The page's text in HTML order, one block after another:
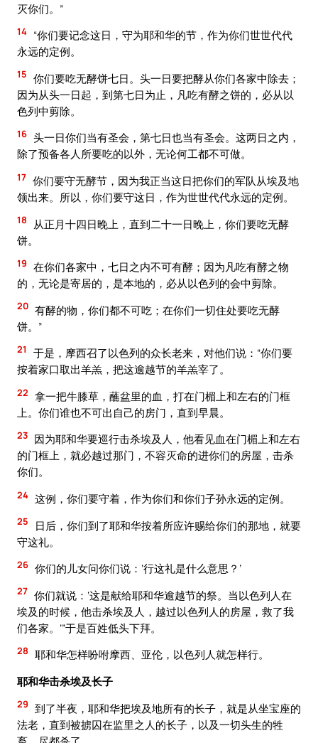
灭你们。”
14 “你们要记念这日，守为耶和华的节，作为你们世世代代
永远的定例。
15 你们要吃无酵饼七日。头一日要把酵从你们各家中除去；
因为从头一日起，到第七日为止，凡吃有酵之饼的，必从以
色列中剪除。
16 头一日你们当有圣会，第七日也当有圣会。这两日之内，
除了预备各人所要吃的以外，无论何工都不可做。
17 你们要守无酵节，因为我正当这日把你们的军队从埃及地
领出来。所以，你们要守这日，作为世世代代永远的定例。
18
从正月十四日晚上，直到二十一日晚上，你们要吃无酵
饼。
19 在你们各家中，七日之内不可有酵；因为凡吃有酵之物
的，无论是寄居的，是本地的，必从以色列的会中剪除。
20 有酵的物，你们都不可吃；在你们一切住处要吃无酵
饼。”
21
于是，摩西召了以色列的众长老来，对他们说：“你们要
按着家口取出羊羔，把这逾越节的羊羔宰了。
22 拿一把牛膝草，蘸盆里的血，打在门楣上和左右的门框
上。你们谁也不可出自己的房门，直到早晨。
23 因为耶和华要巡行击杀埃及人，他看见血在门楣上和左右
的门框上，就必越过那门，不容灭命的进你们的房屋，击杀
你们。
24 这例，你们要守着，作为你们和你们子孙永远的定例。
25
日后，你们到了耶和华按着所应许赐给你们的那地，就要
守这礼。
26 你们的儿女问你们说：‘行这礼是什么意思？’
27 你们就说：‘这是献给耶和华逾越节的祭。当以色列人在
埃及的时候，他击杀埃及人，越过以色列人的房屋，救了我
们各家。’”于是百姓低头下拜。
28 耶和华怎样吩咐摩西、亚伦，以色列人就怎样行。
耶和华击杀埃及长子
29 到了半夜，耶和华把埃及地所有的长子，就是从坐宝座的
法老，直到被掳囚在监里之人的长子，以及一切头生的牲